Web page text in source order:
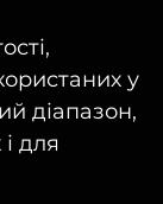
у
діапазон,
для